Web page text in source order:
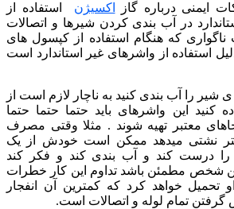
ایمنی درباره گاز اکسیژن استفاده از
در آب بندی کردن شیرها و اتصالات
ناگواری که هنگام استفاده از کپسول های
استفاده از واشرهای غیر استاندارد است
ی شیر را آب بندی کنید به ناچار لازم است از
کنید این واشرهای باید حتما حتما حتما
جاهای معتبر تهیه شوند . مثلا وقتی مصرف
نشتی میدهد ممکن است خودش از یک
درست کند و آب بندی کند و فکر کند
این شخص مطمئن باشد تداوم این کار خطرات
تحمیل خواهد کرد که کمترین آن انفجار
گرفتن تمام لوله و اتصالات است.